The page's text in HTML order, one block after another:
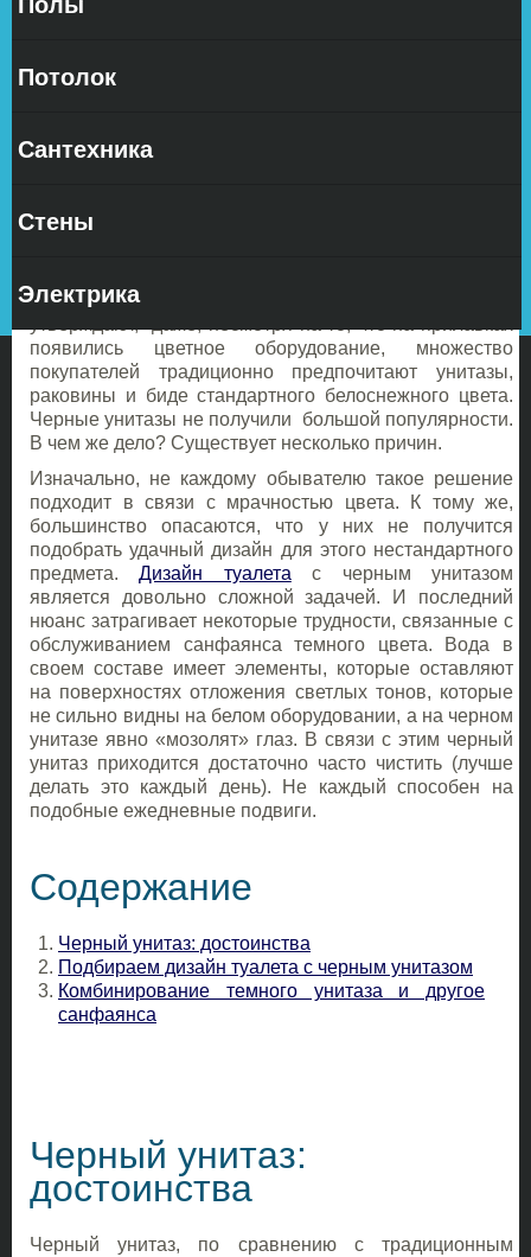
Потолок
Сантехника
Стены
Электрика
широчайший выбор санфаянса. Это разнообразие
менеджеры, продающие устройства для санузлов
появились цветное оборудование, множество
покупателей традиционно предпочитают унитазы,
раковины и биде стандартного белоснежного цвета.
Черные унитазы не получили большой популярности.
В чем же дело? Существует несколько причин.
Изначально, не каждому обывателю такое решение
подходит в связи с мрачностью цвета. К тому же,
большинство опасаются, что у них не получится
подобрать удачный дизайн для этого нестандартного
предмета.Дизайн туалета с черным унитазом
является довольно сложной задачей. И последний
нюанс затрагивает некоторые трудности, связанные с
обслуживанием санфаянса темного цвета. Вода в
своем составе имеет элементы, которые оставляют
на поверхностях отложения светлых тонов, которые
не сильно видны на белом оборудовании, а на черном
унитазе явно «мозолят» глаз. В связи с этим черный
унитаз приходится достаточно часто чистить (лучше
делать это каждый день). Не каждый способен на
подобные ежедневные подвиги.
Содержание
Черный унитаз: достоинства
Подбираем дизайн туалета с черным унитазом
Комбинирование темного унитаза и другое
санфаянса
Черный унитаз:
достоинства
Черный унитаз, по сравнению с традиционным